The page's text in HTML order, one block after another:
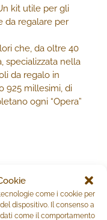
come i cookie per
dispositivo. Il consenso a
come il comportamento
kit utile per gli
da regalare per
che, da oltre 40
specializzata nella
da regalo in
925 millesimi, di
ogni “Opera”